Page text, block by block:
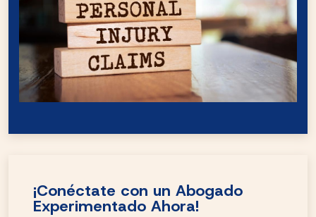
¡Conéctate con un Abogado
Experimentado Ahora!